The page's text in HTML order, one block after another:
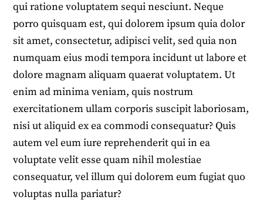
qui ratione voluptatem sequi nesciunt. Neque
porro quisquam est, qui dolorem ipsum quia dolor
sit amet, consectetur, adipisci velit, sed quia non
numquam eius modi tempora incidunt ut labore et
dolore magnam aliquam quaerat voluptatem. Ut
enim ad minima veniam, quis nostrum
exercitationem ullam corporis suscipit laboriosam,
nisi ut aliquid ex ea commodi consequatur? Quis
autem vel eum iure reprehenderit qui in ea
voluptate velit esse quam nihil molestiae
consequatur, vel illum qui dolorem eum fugiat quo
voluptas nulla pariatur?